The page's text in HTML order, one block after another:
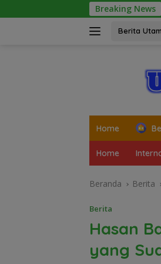
ke
Breaking News
dan Pelarangan Liputan
Berita
Home
Home
Beranda Berita
Berita
Hasan
yang